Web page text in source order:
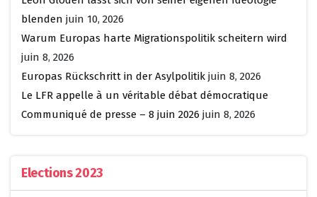
blenden juin 10, 2026
Warum Europas harte Migrationspolitik scheitern wird
juin 8, 2026
Europas Rückschritt in der Asylpolitik juin 8, 2026
Le LFR appelle à un véritable débat démocratique
Communiqué de presse – 8 juin 2026 juin 8, 2026
Elections 2023